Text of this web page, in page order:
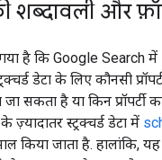
शब्दावली और
गया है कि Google
डेटा के लिए कौनसी
जा सकता है या किन प्रॉपर्टी
स्ट्रक्चर्ड डेटा में
किया जाता है. हालांकि,